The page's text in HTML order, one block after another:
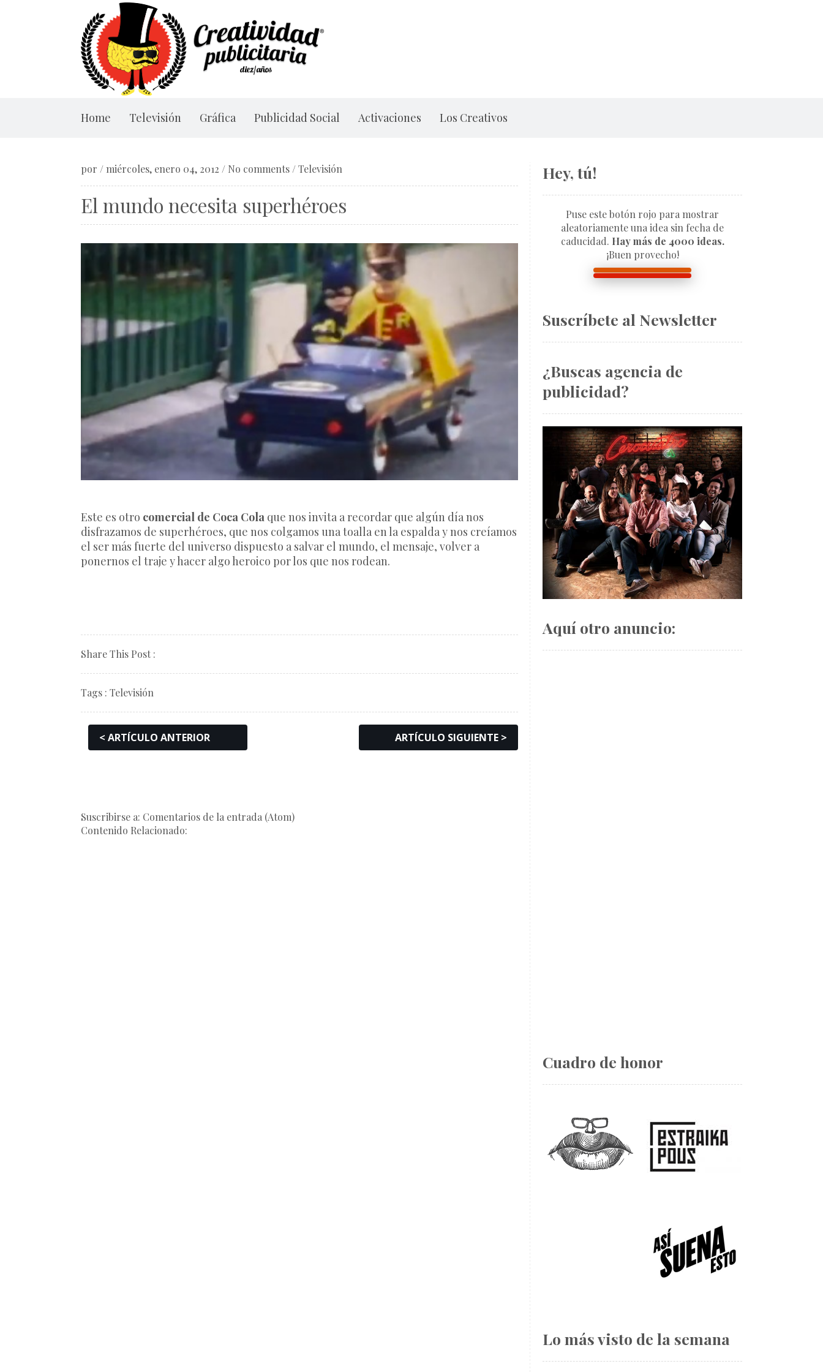
Home Televisión Gráfica Publicidad Social Activaciones Los Creativos
por / miércoles, enero 04, 2012 / No comments /Televisión
El mundo necesita superhéroes
Este es otro comercial de Coca Cola que nos invita a recordar que algún día nos
disfrazamos de superhéroes, que nos colgamos una toalla en la espalda y nos creíamos
el ser más fuerte del universo dispuesto a salvar el mundo, el mensaje, volver a
ponernos el traje y hacer algo heroico por los que nos rodean.
Share This Post :
Tags : Televisión
ARTÍCULO SIGUIENTE >
< ARTÍCULO ANTERIOR
Suscribirse a: Comentarios de la entrada (Atom)
Contenido Relacionado:
Hey, tú!
Puse este botón rojo para mostrar
aleatoriamente una idea sin fecha de
caducidad. Hay más de 4000 ideas.
¡Buen provecho!
Suscríbete al Newsletter
¿Buscas agencia de
publicidad?
Aquí otro anuncio:
Cuadro de honor
Lo más visto de la semana